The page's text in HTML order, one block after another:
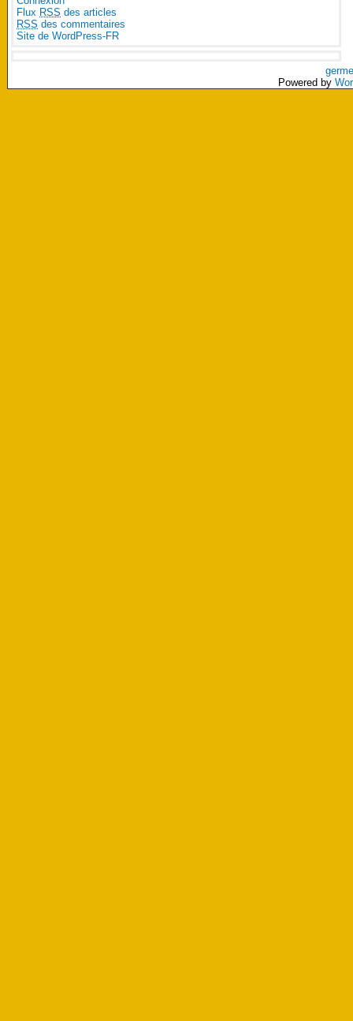
Flux RSS des articles
RSS des commentaires
Site de WordPress-FR
Powered by